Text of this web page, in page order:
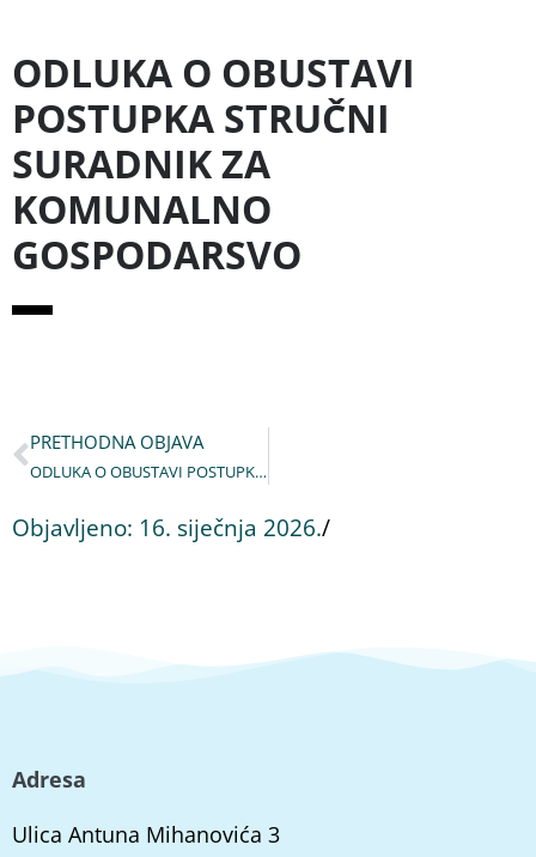
ODLUKA O OBUSTAVI
POSTUPKA STRUČNI
SURADNIK ZA
KOMUNALNO
GOSPODARSVO
PRETHODNA OBJAVA
ODLUKA O OBUSTAVI POSTUPKA STRUČNI SURADNIK ZA KOMUNALNO GOSPODARSVO
Objavljeno: 16. siječnja 2026./
Adresa
Ulica Antuna Mihanovića 3